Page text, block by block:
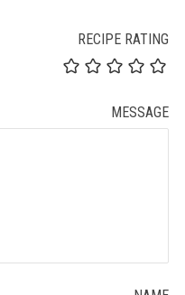
RECIPE RATING
MESSAGE